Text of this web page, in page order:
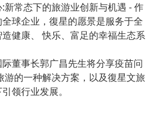
新常态下的旅游业创新与机遇 - 作
球企业，復星的愿景是服务于全
健康、 快乐、富足的幸福生态系
董事长郭广昌先生将分享疫苗问
游的一种解决方案，以及復星文旅
领行业发展。